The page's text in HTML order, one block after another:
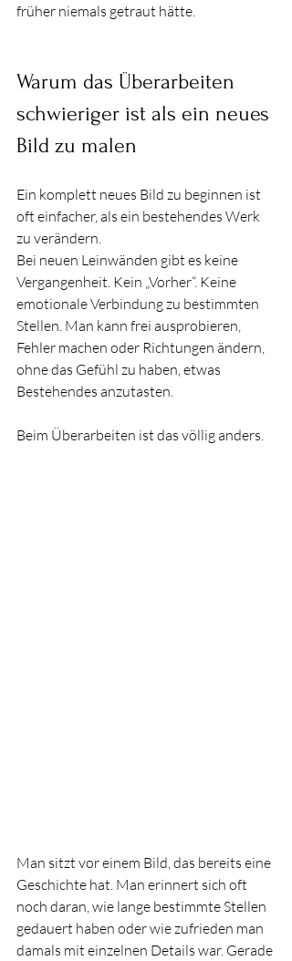
früher niemals getraut hätte.
Warum das Überarbeiten
schwieriger ist als ein neues
Bild zu malen
Ein komplett neues Bild zu beginnen ist
oft einfacher, als ein bestehendes Werk
zu verändern.
Bei neuen Leinwänden gibt es keine
Vergangenheit. Kein „Vorher“. Keine
emotionale Verbindung zu bestimmten
Stellen. Man kann frei ausprobieren,
Fehler machen oder Richtungen ändern,
ohne das Gefühl zu haben, etwas
Bestehendes anzutasten.
Beim Überarbeiten ist das völlig anders.
Man sitzt vor einem Bild, das bereits eine
Geschichte hat. Man erinnert sich oft
noch daran, wie lange bestimmte Stellen
gedauert haben oder wie zufrieden man
damals mit einzelnen Details war. Gerade